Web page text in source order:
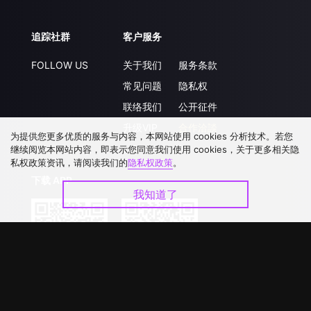
追踪社群
FOLLOW US
客户服务
关于我们
常见问题
联络我们
服务条款
隐私权
公开征件
下载 APP
为提供您更多优质的服务与内容，本网站使用 cookies 分析技术。若您
继续阅览本网站内容，即表示您同意我们使用 cookies，关于更多相关隐
私权政策资讯，请阅读我们的隐私权政策。
我知道了